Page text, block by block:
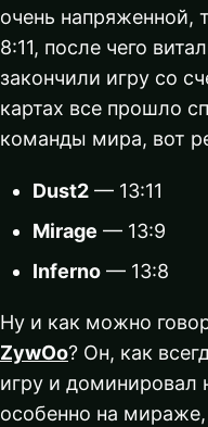
очень напряженной,
8:11, после чего
закончили игру со
картах все прошло
команды мира, вот
Dust2 — 13:11
Mirage — 13:9
Inferno — 13:8
Ну и как можно
ZywOo? Он, как
игру и доминировал
особенно на